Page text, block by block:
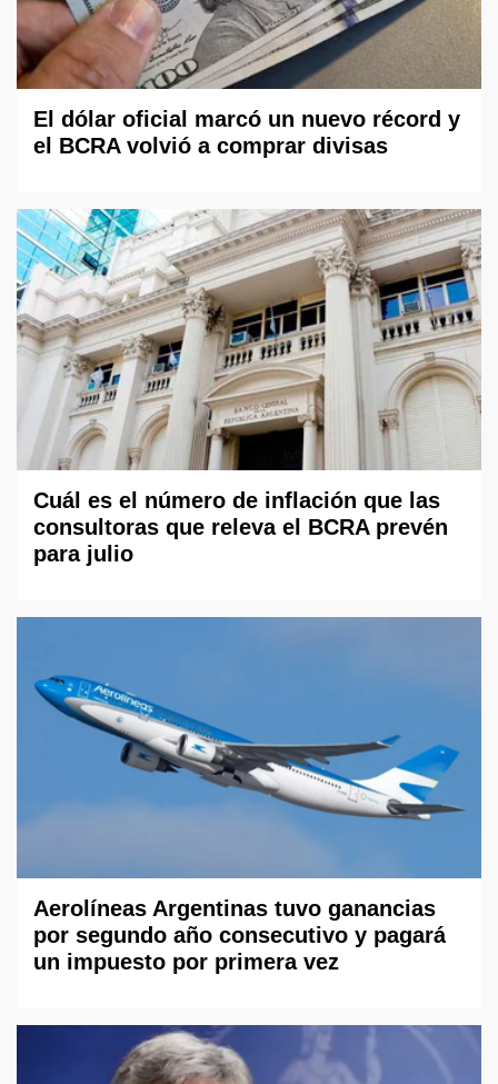
El dólar oficial marcó un nuevo récord y
el BCRA volvió a comprar divisas
Cuál es el número de inflación que las
consultoras que releva el BCRA prevén
para julio
Aerolíneas Argentinas tuvo ganancias
por segundo año consecutivo y pagará
un impuesto por primera vez